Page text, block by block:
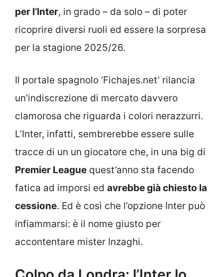
per l’Inter, in grado – da solo – di poter
ricoprire diversi ruoli ed essere la sorpresa
per la stagione 2025/26.
Il portale spagnolo ‘Fichajes.net’ rilancia
un’indiscrezione di mercato davvero
clamorosa che riguarda i colori nerazzurri.
L’Inter, infatti, sembrerebbe essere sulle
tracce di un un giocatore che, in una big di
Premier League quest’anno sta facendo
fatica ad imporsi ed avrebbe già chiesto la
cessione. Ed è così che l’opzione Inter può
infiammarsi: è il nome giusto per
accontentare mister Inzaghi.